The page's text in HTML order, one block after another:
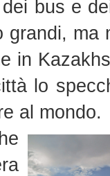
bus e
grandi,
in
lo
al mondo.